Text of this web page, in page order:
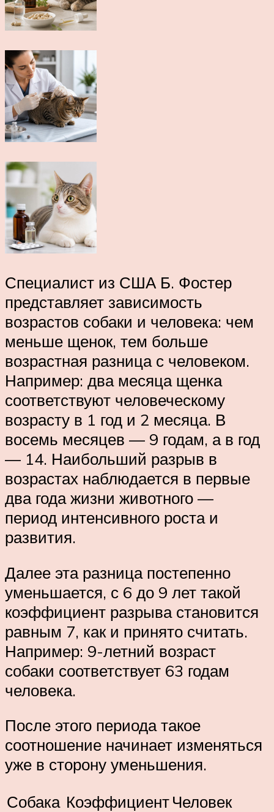
Специалист из США Б. Фостер
представляет зависимость
возрастов собаки и человека: чем
меньше щенок, тем больше
возрастная разница с человеком.
Например: два месяца щенка
соответствуют человеческому
возрасту в 1 год и 2 месяца. В
восемь месяцев — 9 годам, а в год
— 14. Наибольший разрыв в
возрастах наблюдается в первые
два года жизни животного —
период интенсивного роста и
развития.
Далее эта разница постепенно
уменьшается, с 6 до 9 лет такой
коэффициент разрыва становится
равным 7, как и принято считать.
Например: 9-летний возраст
собаки соответствует 63 годам
человека.
После этого периода такое
соотношение начинает изменяться
уже в сторону уменьшения.
Собака КоэффициентЧеловек